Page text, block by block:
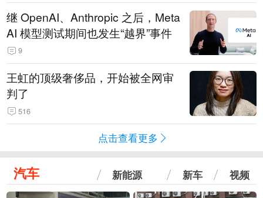
继 OpenAI、Anthropic 之后，Meta
AI 模型测试期间也发生“越界”事件
9
王虹的顶级奢侈品，开始被全网审
判了
516
点击查看更多
汽车 新能源 新车 视频